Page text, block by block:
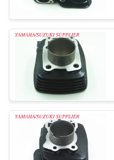
CITAÇÕES
MAPA
PRIVACY
POLICY
Bloco de
ferro
Bloco do
Yamaha